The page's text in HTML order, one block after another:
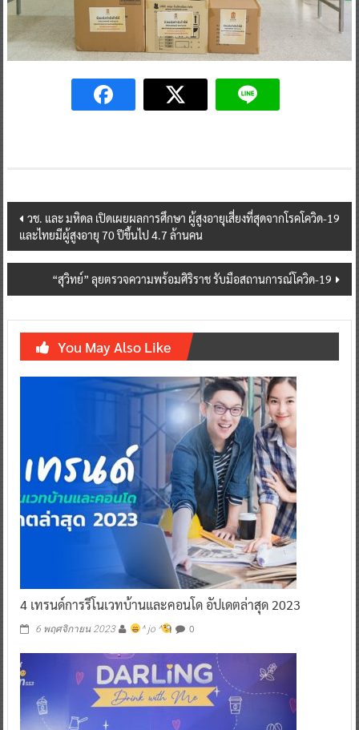
Post
navigation
วช. และ มหิดล เปิดเผยผลการศึกษา ผู้สูงอายุเสี่ยงที่สุดจากโรคโควิด-19
และไทยมีผู้สูงอายุ 70 ปีขึ้นไป 4.7 ล้านคน
“สุวิทย์” ลุยตรวจความพร้อมศิริราช รับมือสถานการณ์โควิด-19
You May Also Like
4 เทรนด์การรีโนเวทบ้านและคอนโด อัปเดตล่าสุด 2023
6 พฤศจิกายน 2023 ^ jo ^ 0